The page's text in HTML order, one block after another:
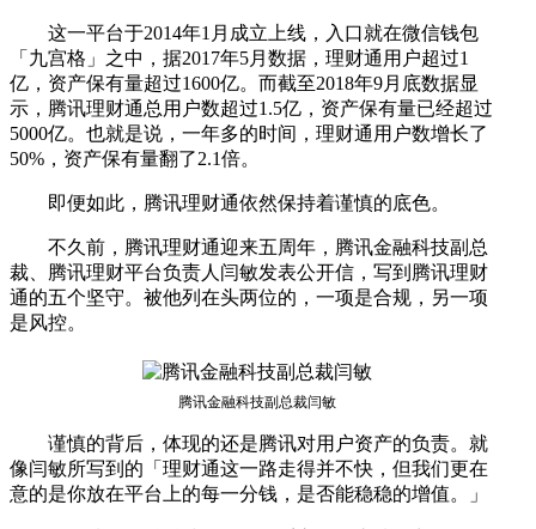
这一平台于2014年1月成立上线，入口就在微信钱包
「九宫格」之中，据2017年5月数据，理财通用户超过1
亿，资产保有量超过1600亿。而截至2018年9月底数据显
示，腾讯理财通总用户数超过1.5亿，资产保有量已经超过
5000亿。也就是说，一年多的时间，理财通用户数增长了
50%，资产保有量翻了2.1倍。
即便如此，腾讯理财通依然保持着谨慎的底色。
不久前，腾讯理财通迎来五周年，腾讯金融科技副总
裁、腾讯理财平台负责人闫敏发表公开信，写到腾讯理财
通的五个坚守。被他列在头两位的，一项是合规，另一项
是风控。
腾讯金融科技副总裁闫敏
谨慎的背后，体现的还是腾讯对用户资产的负责。就
像闫敏所写到的「理财通这一路走得并不快，但我们更在
意的是你放在平台上的每一分钱，是否能稳稳的增值。」